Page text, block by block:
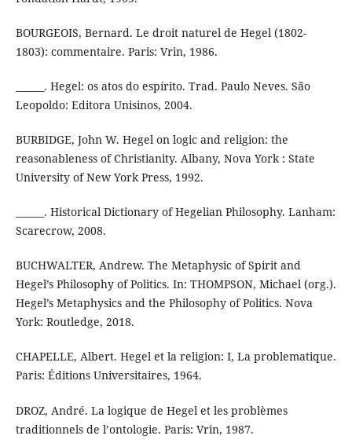
BOURGEOIS, Bernard. Le droit naturel de Hegel (1802-
1803): commentaire. Paris: Vrin, 1986.
______. Hegel: os atos do espírito. Trad. Paulo Neves. São
Leopoldo: Editora Unisinos, 2004.
BURBIDGE, John W. Hegel on logic and religion: the
reasonableness of Christianity. Albany, Nova York : State
University of New York Press, 1992.
______. Historical Dictionary of Hegelian Philosophy. Lanham:
Scarecrow, 2008.
BUCHWALTER, Andrew. The Metaphysic of Spirit and
Hegel’s Philosophy of Politics. In: THOMPSON, Michael (org.).
Hegel’s Metaphysics and the Philosophy of Politics. Nova
York: Routledge, 2018.
CHAPELLE, Albert. Hegel et la religion: I, La problematique.
Paris: Éditions Universitaires, 1964.
DROZ, André. La logique de Hegel et les problèmes
traditionnels de l’ontologie. Paris: Vrin, 1987.